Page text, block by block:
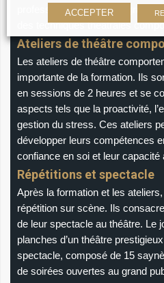
professionnelle ou d’une
des techniques théâtrales
Ateliers de théâtre
Les ateliers de théâtre
importante de la formation. Ils
en sessions de 2 heures et se
aspects tels que la proactivité,
gestion du stress. Ces ateliers
développer leurs compétences
confiance en soi et leur capacité
Répétitions et spectacle
Après la formation et les
répétition sur scène. Ils
de leur spectacle au théâtre. Le
planches d’un théâtre
spectacle, composé de 15
de soirées ouvertes au grand
ACCEPTER